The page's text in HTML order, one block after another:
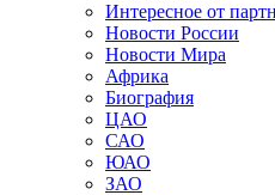
Интересное от
Новости России
Новости Мира
Африка
Биография
ЦАО
САО
ЮАО
ЗАО